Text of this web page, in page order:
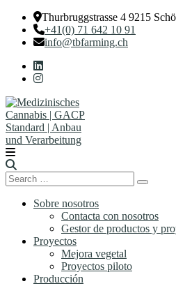
Thurbruggstrasse 4 9215
+41(0) 71 642 10 91
info@tbfarming.ch
Search
for:
Search
Sobre nosotros
Contacta con nosotros
Gestor de productos y
Proyectos
Mejora vegetal
Proyectos piloto
Producción